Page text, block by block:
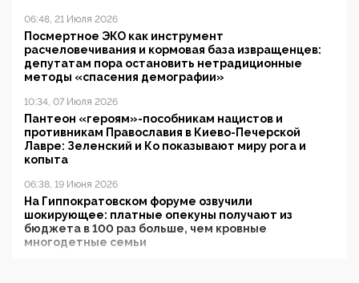
06:48, 21 Июля 2026
Посмертное ЭКО как инструмент
расчеловечивания и кормовая база извращенцев:
депутатам пора остановить нетрадиционные
методы «спасения демографии»
10:34, 07 Июля 2026
Пантеон «героям»-пособникам нацистов и
противникам Православия в Киево-Печерской
Лавре: Зеленский и Ко показывают миру рога и
копыта
06:38, 19 Июня 2026
На Гиппократовском форуме озвучили
шокирующее: платные опекуны получают из
бюджета в 100 раз больше, чем кровные
многодетные семьи